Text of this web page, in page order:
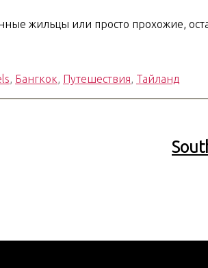
жильцы или просто прохожие,
, Бангкок, Путешествия, Тайланд